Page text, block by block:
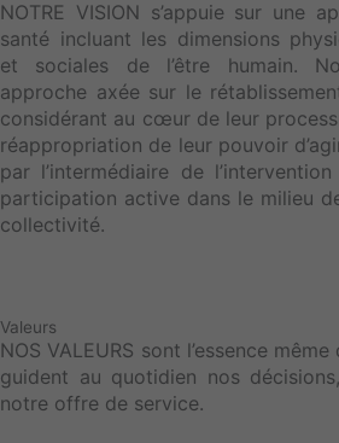
NOTRE VISION s’appuie sur une
santé incluant les dimensions
et sociales de l’être humain.
approche axée sur le
considérant au cœur de leur
réappropriation de leur pouvoir
par l’intermédiaire de
participation active dans le milieu
collectivité.
Valeurs
NOS VALEURS sont l’essence
guident au quotidien nos
notre offre de service.